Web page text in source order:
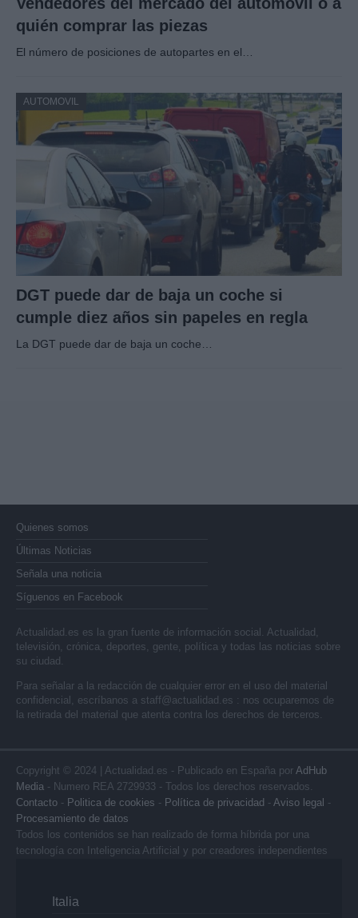
quién comprar las piezas
El número de posiciones de autopartes en el…
AUTOMOVIL
DGT puede dar de baja un coche si
cumple diez años sin papeles en regla
La DGT puede dar de baja un coche…
Quienes somos
Últimas Noticias
Señala una noticia
Síguenos en Facebook
Actualidad.es es la gran fuente de información social. Actualidad,
televisión, crónica, deportes, gente, política y todas las noticias sobre
su ciudad.
Para señalar a la redacción de cualquier error en el uso del material
confidencial, escríbanos a staff@actualidad.es : nos ocuparemos de
la retirada del material que atenta contra los derechos de terceros.
Copyright © 2024 | Actualidad.es - Publicado en España por AdHub
Media - Numero REA 2729933 - Todos los derechos reservados.
Contacto - Politica de cookies - Política de privacidad - Aviso legal -
Procesamiento de datos
Todos los contenidos se han realizado de forma híbrida por una
tecnología con Inteligencia Artificial y por creadores independientes
Italia